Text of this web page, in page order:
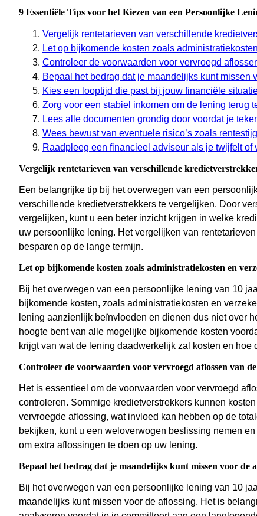
9 Essentiële Tips voor het Kiezen van een Persoonlijke
Vergelijk rentetarieven van verschillende
Let op bijkomende kosten zoals
Controleer de voorwaarden voor vervroegd
Bepaal het bedrag dat je maandelijks kunt missen
Kies een looptijd die past bij jouw financiële
Zorg voor een stabiel inkomen om de lening terug
Lees alle documenten grondig door voordat je
Wees bewust van eventuele risico’s zoals
Raadpleeg een financieel adviseur als je twijfelt of
Vergelijk rentetarieven van verschillende
Een belangrijke tip bij het overwegen van een
verschillende kredietverstrekkers te vergelijken. Door
vergelijken, kunt u een beter inzicht krijgen in welke
uw persoonlijke lening. Het vergelijken van
besparen op de lange termijn.
Let op bijkomende kosten zoals administratiekosten en
Bij het overwegen van een persoonlijke lening van 10
bijkomende kosten, zoals administratiekosten en
lening aanzienlijk beïnvloeden en dienen dus niet over
hoogte bent van alle mogelijke bijkomende kosten
krijgt van wat de lening daadwerkelijk zal kosten en
Controleer de voorwaarden voor vervroegd aflossen van
Het is essentieel om de voorwaarden voor vervroegd
controleren. Sommige kredietverstrekkers kunnen
vervroegde aflossing, wat invloed kan hebben op de
bekijken, kunt u een weloverwogen beslissing nemen
om extra aflossingen te doen op uw lening.
Bepaal het bedrag dat je maandelijks kunt missen voor de
Bij het overwegen van een persoonlijke lening van 10
maandelijks kunt missen voor de aflossing. Het is